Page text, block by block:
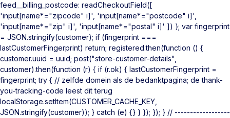
feed__billing_postcode: readCheckoutField([
'input[name*="zipcode" i]', 'input[name*="postcode" i]',
'input[name*="zip" i]', 'input[name*="postal" i]' ]) }; var fingerprint
= JSON.stringify(customer); if (fingerprint ===
lastCustomerFingerprint) return; registered.then(function () {
customer.uuid = uuid; post("store-customer-details",
customer).then(function (r) { if (r.ok) { lastCustomerFingerprint =
fingerprint; try { // zelfde domein als de bedanktpagina; de thank-
you-tracking-code leest dit terug
localStorage.setItem(CUSTOMER_CACHE_KEY,
JSON.stringify(customer)); } catch (e) {} } }); }); } // ------------------